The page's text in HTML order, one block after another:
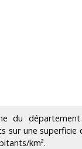
du
sur une superficie
km².